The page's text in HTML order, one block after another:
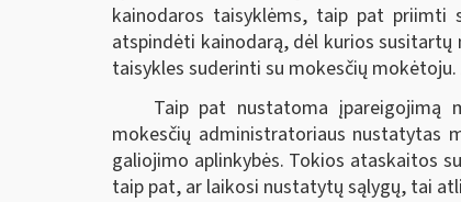
kainodaros taisyklėms, taip pat priimti
atspindėti kainodarą, dėl kurios
taisykles suderinti su mokesčių
Taip pat nustatoma įpareigojimą
mokesčių administratoriaus nustatytas
galiojimo aplinkybės. Tokios ataskaitos
taip pat, ar laikosi nustatytų sąlygų, tai